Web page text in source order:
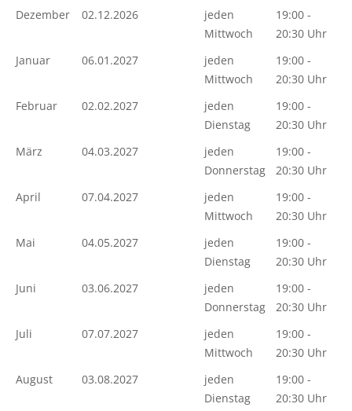
Dezember
02.12.2026
jeden
Mittwoch
19:00 -
20:30 Uhr
Januar
06.01.2027
jeden
Mittwoch
19:00 -
20:30 Uhr
Februar
02.02.2027
jeden
Dienstag
19:00 -
20:30 Uhr
März
04.03.2027
jeden
Donnerstag
19:00 -
20:30 Uhr
April
07.04.2027
jeden
Mittwoch
19:00 -
20:30 Uhr
Mai
04.05.2027
jeden
Dienstag
19:00 -
20:30 Uhr
Juni
03.06.2027
jeden
Donnerstag
19:00 -
20:30 Uhr
Juli
07.07.2027
jeden
Mittwoch
19:00 -
20:30 Uhr
August
03.08.2027
jeden
Dienstag
19:00 -
20:30 Uhr